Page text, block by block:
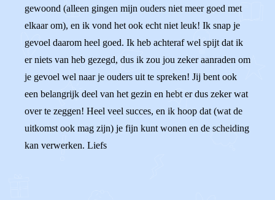
gewoond (alleen gingen mijn ouders niet meer goed met
elkaar om), en ik vond het ook echt niet leuk! Ik snap je
gevoel daarom heel goed. Ik heb achteraf wel spijt dat ik
er niets van heb gezegd, dus ik zou jou zeker aanraden om
je gevoel wel naar je ouders uit te spreken! Jij bent ook
een belangrijk deel van het gezin en hebt er dus zeker wat
over te zeggen! Heel veel succes, en ik hoop dat (wat de
uitkomst ook mag zijn) je fijn kunt wonen en de scheiding
kan verwerken. Liefs